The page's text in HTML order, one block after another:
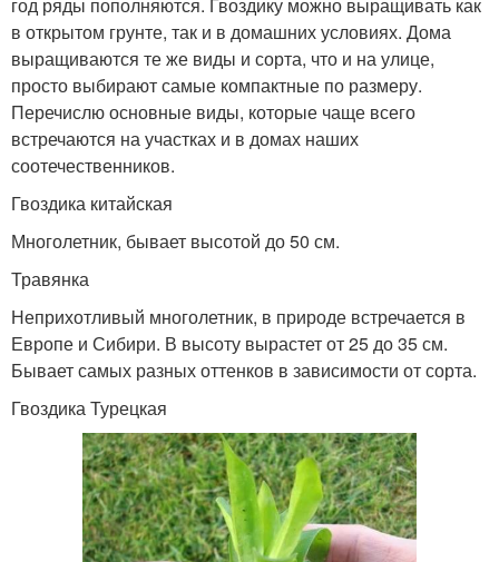
в открытом грунте, так и в домашних условиях. Дома
выращиваются те же виды и сорта, что и на улице,
просто выбирают самые компактные по размеру.
Перечислю основные виды, которые чаще всего
встречаются на участках и в домах наших
соотечественников.
Гвоздика китайская
Многолетник, бывает высотой до 50 см.
Травянка
Неприхотливый многолетник, в природе встречается в
Европе и Сибири. В высоту вырастет от 25 до 35 см.
Бывает самых разных оттенков в зависимости от сорта.
Гвоздика Турецкая